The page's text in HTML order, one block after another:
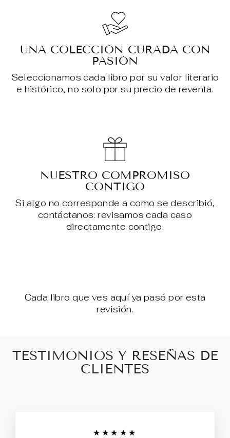
UNA COLECCIÓN CURADA CON
PASIÓN
Seleccionamos cada libro por su valor literario
e histórico, no solo por su precio de reventa.
NUESTRO COMPROMISO
CONTIGO
Si algo no corresponde a como se describió,
contáctanos: revisamos cada caso
directamente contigo.
Cada libro que ves aquí ya pasó por esta
revisión.
TESTIMONIOS Y RESEÑAS DE
CLIENTES
★★★★★